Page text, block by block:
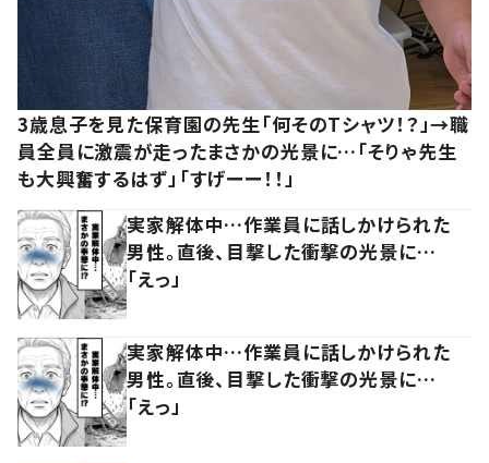
3歳息子を見た保育園の先生「何そのTシャツ！？」→職
員全員に激震が走ったまさかの光景に…「そりゃ先生
も大興奮するはず」「すげーー！！」
実家解体中…作業員に話しかけられた
男性。直後、目撃した衝撃の光景に…
「えっ」
実家解体中…作業員に話しかけられた
男性。直後、目撃した衝撃の光景に…
「えっ」